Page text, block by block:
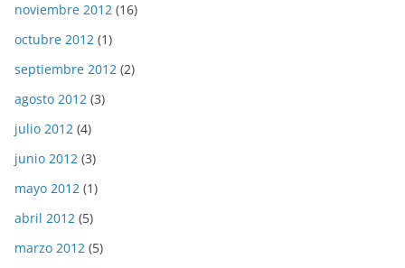
noviembre 2012 (16)
octubre 2012 (1)
septiembre 2012 (2)
agosto 2012 (3)
julio 2012 (4)
junio 2012 (3)
mayo 2012 (1)
abril 2012 (5)
marzo 2012 (5)